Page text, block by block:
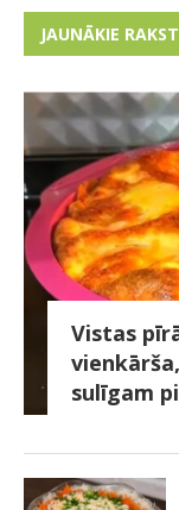
JAUNĀKIE
Vistas
sulīgam